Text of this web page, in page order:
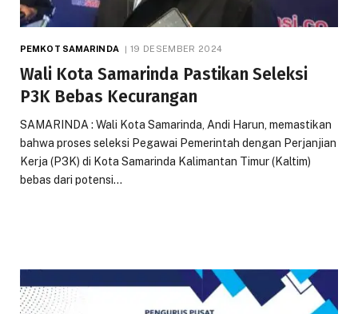
PEMKOT SAMARINDA 19 DESEMBER 2024
Wali Kota Samarinda Pastikan Seleksi
P3K Bebas Kecurangan
SAMARINDA : Wali Kota Samarinda, Andi Harun, memastikan
bahwa proses seleksi Pegawai Pemerintah dengan Perjanjian
Kerja (P3K) di Kota Samarinda Kalimantan Timur (Kaltim)
bebas dari potensi…